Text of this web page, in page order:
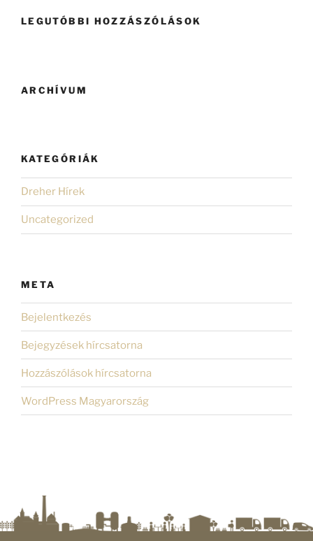
LEGUTÓBBI HOZZÁSZÓLÁSOK
ARCHÍVUM
KATEGÓRIÁK
Dreher Hírek
Uncategorized
META
Bejelentkezés
Bejegyzések hírcsatorna
Hozzászólások hírcsatorna
WordPress Magyarország